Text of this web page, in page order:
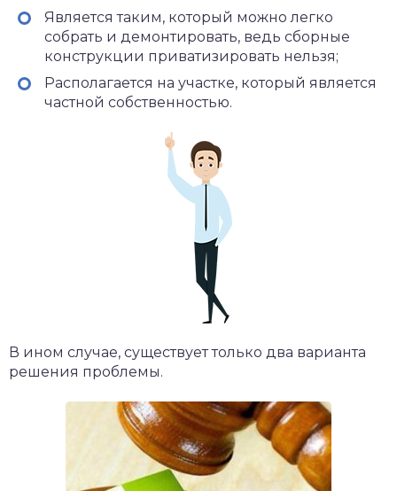
Является таким, который можно легко
собрать и демонтировать, ведь сборные
конструкции приватизировать нельзя;
Располагается на участке, который является
частной собственностью.
В ином случае, существует только два варианта
решения проблемы.